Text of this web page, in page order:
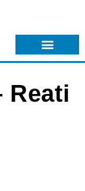
Reati